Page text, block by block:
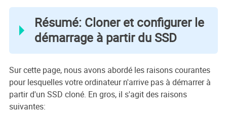
Résumé: Cloner et configurer le
démarrage à partir du SSD
Sur cette page, nous avons abordé les raisons courantes
pour lesquelles votre ordinateur n'arrive pas à démarrer à
partir d'un SSD cloné. En gros, il s'agit des raisons
suivantes: